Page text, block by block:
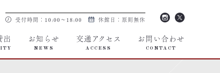
出 お知らせ
NEWS
交通アクセス
ACCESS
お問い合わせ
CONTACT
受付時間：10:00～18:00 休館日：原則無休